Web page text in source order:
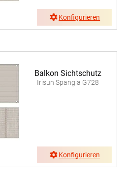
Konfigurieren
Balkon Sichtschutz
Irisun Spangla G728
Konfigurieren